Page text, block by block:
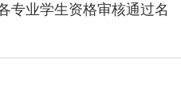
专业学生资格审核通过名